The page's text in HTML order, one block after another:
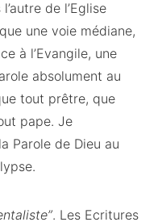
de l’Eglise
une voie médiane,
à l’Evangile, une
absolument au
tout prêtre, que
pape. Je
Parole de Dieu au
. Les Ecritures